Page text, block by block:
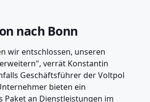
nach Bonn
wir entschlossen, unseren
verrät Konstantin
Geschäftsführer der Voltpol
bieten ein
Paket an Dienstleistungen im